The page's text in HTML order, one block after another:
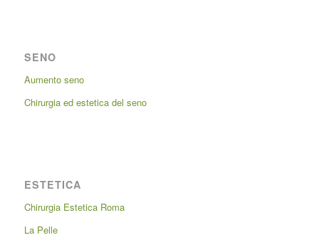
SENO
Aumento seno
Chirurgia ed estetica del seno
ESTETICA
Chirurgia Estetica Roma
La Pelle